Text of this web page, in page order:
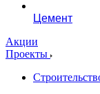
Цемент
Акции
Проекты